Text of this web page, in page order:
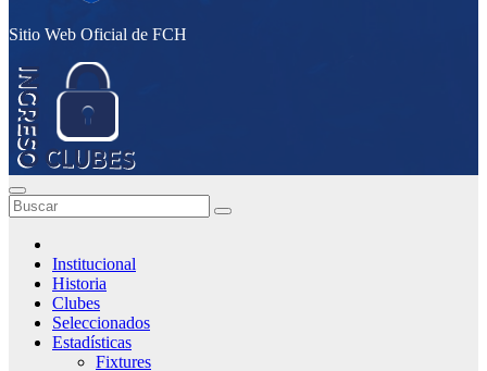
Sitio Web Oficial de FCH
Institucional
Historia
Clubes
Seleccionados
Estadísticas
Fixtures